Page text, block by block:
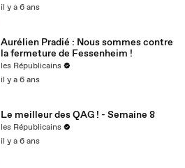
il y a 6 ans
Aurélien Pradié : Nous sommes contre
la fermeture de Fessenheim !
les Républicains
il y a 6 ans
Le meilleur des QAG ! - Semaine 8
les Républicains
il y a 6 ans